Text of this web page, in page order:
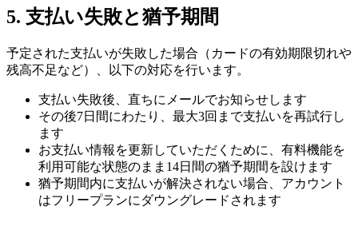
5. 支払い失敗と猶予期間
予定された支払いが失敗した場合（カードの有効期限切れや
残高不足など）、以下の対応を行います。
支払い失敗後、直ちにメールでお知らせします
その後7日間にわたり、最大3回まで支払いを再試行し
ます
お支払い情報を更新していただくために、有料機能を
利用可能な状態のまま14日間の猶予期間を設けます
猶予期間内に支払いが解決されない場合、アカウント
はフリープランにダウングレードされます